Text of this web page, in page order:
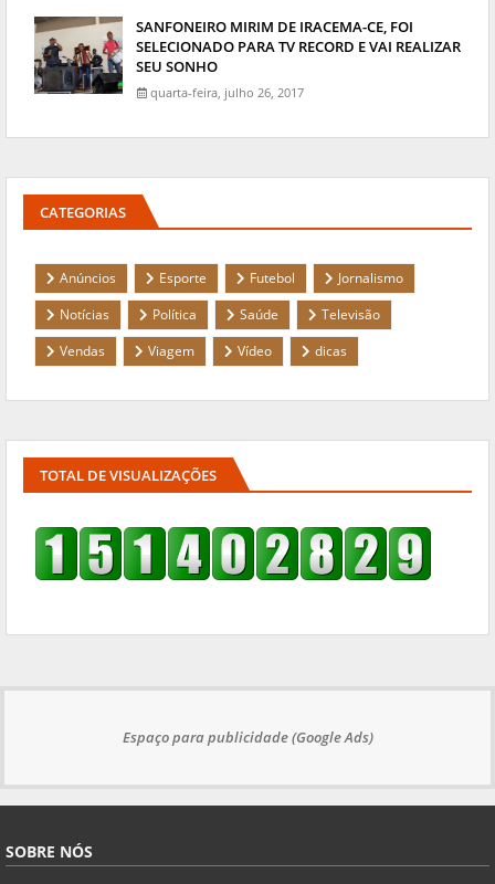
SANFONEIRO MIRIM DE IRACEMA-CE, FOI
SELECIONADO PARA TV RECORD E VAI REALIZAR
SEU SONHO
quarta-feira, julho 26, 2017
CATEGORIAS
Anúncios Esporte Futebol
Jornalismo
Notícias
Política Saúde
Televisão
Vendas
Viagem Vídeo dicas
TOTAL DE VISUALIZAÇÕES
Espaço para publicidade (Google Ads)
SOBRE NÓS